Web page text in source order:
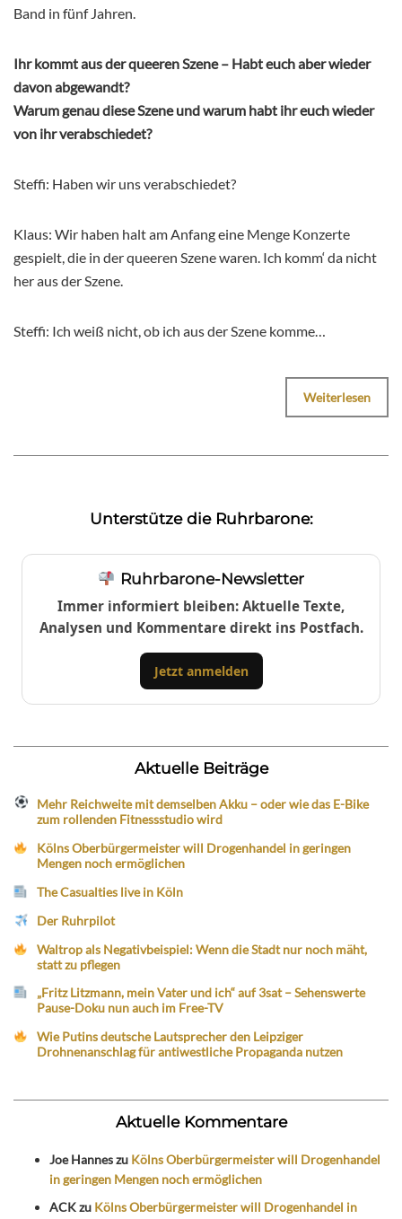
Band in fünf Jahren.
Ihr kommt aus der queeren Szene – Habt euch aber wieder
davon abgewandt?
Warum genau diese Szene und warum habt ihr euch wieder
von ihr verabschiedet?
Steffi: Haben wir uns verabschiedet?
Klaus: Wir haben halt am Anfang eine Menge Konzerte
gespielt, die in der queeren Szene waren. Ich komm‘ da nicht
her aus der Szene.
Steffi: Ich weiß nicht, ob ich aus der Szene komme…
Weiterlesen
Unterstütze die Ruhrbarone:
Ruhrbarone-Newsletter
Immer informiert bleiben: Aktuelle Texte,
Analysen und Kommentare direkt ins Postfach.
Jetzt anmelden
Aktuelle Beiträge
Mehr Reichweite mit demselben Akku – oder wie das E-Bike
zum rollenden Fitnessstudio wird
Kölns Oberbürgermeister will Drogenhandel in geringen
Mengen noch ermöglichen
The Casualties live in Köln
Der Ruhrpilot
Waltrop als Negativbeispiel: Wenn die Stadt nur noch mäht,
statt zu pflegen
„Fritz Litzmann, mein Vater und ich“ auf 3sat – Sehenswerte
Pause-Doku nun auch im Free-TV
Wie Putins deutsche Lautsprecher den Leipziger
Drohnenanschlag für antiwestliche Propaganda nutzen
Aktuelle Kommentare
Joe Hanneszu Kölns Oberbürgermeister will Drogenhandel
in geringen Mengen noch ermöglichen
ACKzu Kölns Oberbürgermeister will Drogenhandel in